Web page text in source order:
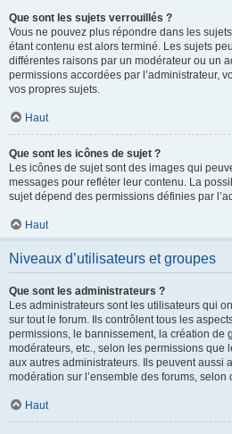
Que sont les sujets verrouillés ?
Vous ne pouvez plus répondre dans les
étant contenu est alors terminé. Les sujets
différentes raisons par un modérateur ou un
permissions accordées par l’administrateur,
vos propres sujets.
Haut
Que sont les icônes de sujet ?
Les icônes de sujet sont des images qui
messages pour refléter leur contenu. La
sujet dépend des permissions définies par
Haut
Niveaux d’utilisateurs et groupes
Que sont les administrateurs ?
Les administrateurs sont les utilisateurs qui
sur tout le forum. Ils contrôlent tous les
permissions, le bannissement, la création de
modérateurs, etc., selon les permissions que
aux autres administrateurs. Ils peuvent aussi
modération sur l’ensemble des forums,
Haut